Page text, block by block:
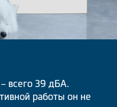
всего 39 дБА.
работы он не